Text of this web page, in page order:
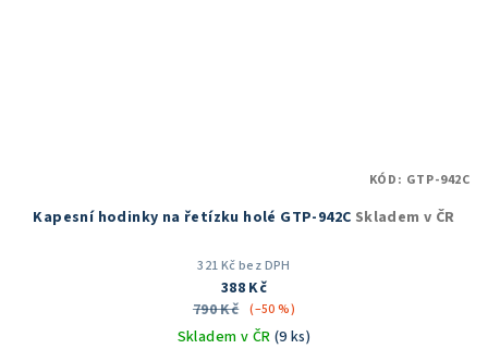
Kapesní hodinky na řetízku holé GTP-942C Skladem v ČR
321 Kč bez DPH
388 Kč
790 Kč (–50 %)
Skladem v ČR (9 ks)
KÓD: GTP-942C